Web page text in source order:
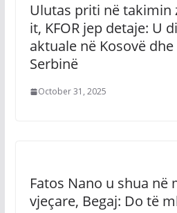
Ulutas priti në takimin
it, KFOR jep detaje: U
aktuale në Kosovë
Serbinë
October 31, 2025
Fatos Nano u shua në
vjeçare, Begaj: Do të